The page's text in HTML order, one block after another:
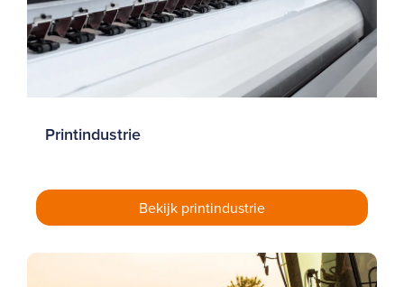
Printindustrie